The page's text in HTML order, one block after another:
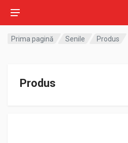
Prima pagină Senile Produs
Produs